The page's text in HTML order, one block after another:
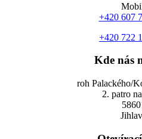
+420 607
+420 722
Kde nás
roh Palackého/
2. patro